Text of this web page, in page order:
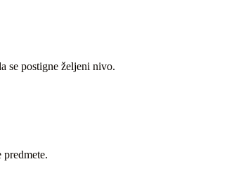
se postigne željeni nivo.